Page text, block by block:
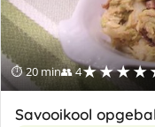
⏱ 20 min👥 4
Savooikool